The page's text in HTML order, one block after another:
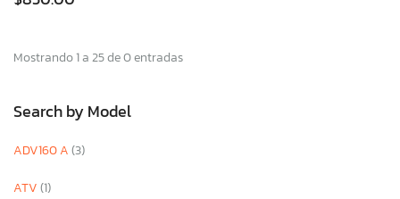
Mostrando 1 a 25 de 0 entradas
Search by Model
ADV160 A(3)
ATV(1)